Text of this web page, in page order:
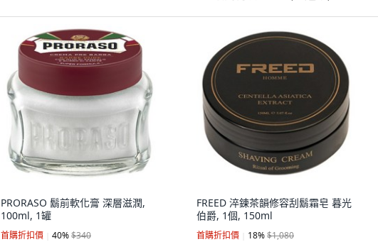
PRORASO 鬍前軟化膏 深層滋潤,
100ml, 1罐
首購折扣價 40%$340
FREED 淬鍊茶韻修容刮鬍霜皂 暮光
伯爵, 1個, 150ml
首購折扣價 18%$1,080